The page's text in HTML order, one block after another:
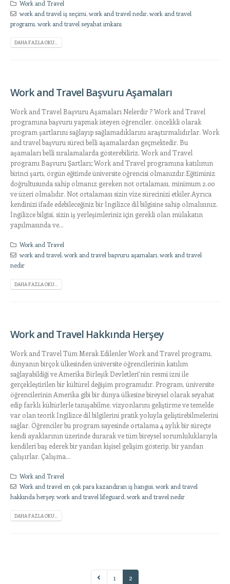
Work and Travel
work and travel iş seçimi,work and travel nedir,work and travel
programı,work and travel seyahat imkanı
DAHA FAZLA OKU...
Work and Travel Başvuru Aşamaları
Work and Travel Başvuru Aşamaları Nelerdir ? Work and Travel
programına başvuru yapmak isteyen öğrenciler, öncelikli olarak
program şartlarını sağlayıp sağlamadıklarını araştırmalıdırlar. Work
and travel başvuru süreci belli aşamalardan geçmektedir. Bu
aşamaları belli sıralamalarda gösterebiliriz. Work and Travel
programı Başvuru Şartları; Work and Travel programına katılımın
birinci şartı, örgün eğitimde üniversite öğrencisi olmanızdır.Eğitiminiz
doğrultusunda sahip olmanız gereken not ortalaması, minimum 2.00
ve üzeri olmalıdır. Not ortalaması sizin vize sürecinizi etkiler.Ayrıca
kendinizi ifade edebileceğiniz bir İngilizce dil bilgisine sahip olmalısınız.
İngilizce bilgisi, sizin iş yerleşimleriniz için gerekli olan mülakatın
yapılmasında ve...
Work and Travel
work and travel,work and travel başvuru aşamaları,work and travel
nedir
DAHA FAZLA OKU...
Work and Travel Hakkında Herşey
Work and Travel Tüm Merak Edilenler Work and Travel programı,
dünyanın birçok ülkesinden üniversite öğrencilerinin katılım
sağlayabildiği ve Amerika Birleşik Devletleri’nin resmi izni ile
gerçekleştirilen bir kültürel değişim programıdır. Program, üniversite
öğrencilerinin Amerika gibi bir dünya ülkesine bireysel olarak seyahat
edip farklı kültürlerle tanışabilme, vizyonlarını geliştirme ve temelde
var olan teorik İngilizce dil bilgilerini pratik yoluyla geliştirebilmelerini
sağlar. Öğrenciler bu program sayesinde ortalama 4 aylık bir süreçte
kendi ayaklarının üzerinde durarak ve tüm bireysel sorumluluklarıyla
kendileri baş ederek bir yandan kişisel gelişim gösterip, bir yandan
çalışırlar. Çalışma...
Work and Travel
Work and travel en çok para kazandıran iş hangisi,work and travel
hakkında herşey,work and travel lifeguard,work and travel nedir
DAHA FAZLA OKU...
1 2